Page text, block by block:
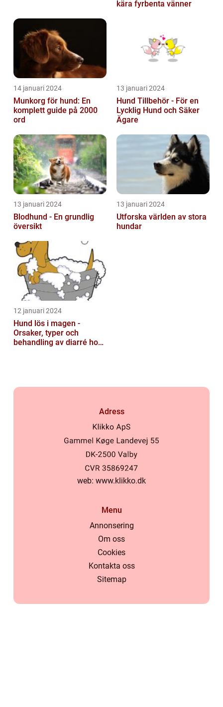
kära fyrbenta vänner
14 januari 2024
Munkorg för hund: En
komplett guide på 2000
ord
13 januari 2024
Hund Tillbehör - För en
Lycklig Hund och Säker
Ägare
13 januari 2024
Blodhund - En grundlig
översikt
13 januari 2024
Utforska världen av stora
hundar
12 januari 2024
Hund lös i magen -
Orsaker, typer och
behandling av diarré hos
Adress
web: www.klikko.dk
Menu
Annonsering
Om oss
Cookies
Kontakta oss
Sitemap